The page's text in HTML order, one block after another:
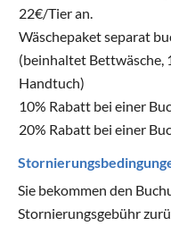
22€/Tier an.
Wäschepaket separat
(beinhaltet Bettwäsche,
Handtuch)
10% Rabatt bei einer
20% Rabatt bei einer
Sie bekommen den
Stornierungsgebühr